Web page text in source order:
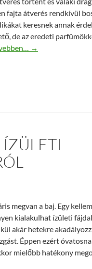
fajta átverés rendkívül
keresnek annak
de az eredeti
jelek utalnak arra, hogy
→
megvan a baj. Egy
kialakulhat ízületi
akár hetekre
Éppen ezért
mielőbb hatékony